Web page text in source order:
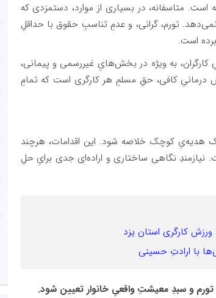
متاسفانه، در بسیاری از موارد، دستمزدی که
تورم، گرانی، و عدمِ تناسبِ حقوق با حداقلِ
است.
کارگران، به ویژه در بخش‌هایِ غیررسمی و پیمانی،
درمانیِ کافی، حقِ مسلمِ هر کارگری است که تمامِ
یک هدیه‌یِ کوچک خلاصه شود. این اقدامات، هرچند
نیازمندِ نگاهی ساختاری و اراده‌ای جدی برایِ حلِ
کارگری استان یزد
با ارادتِ حسینی
تورم و سبدِ معیشتِ واقعیِ خانوار تعیین شود.